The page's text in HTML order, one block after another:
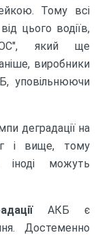
Тому всі
цього водіїв,
який ще
виробники
уповільнюючи
деградації на
і вище, тому
іноді можуть
АКБ є
Достеменно